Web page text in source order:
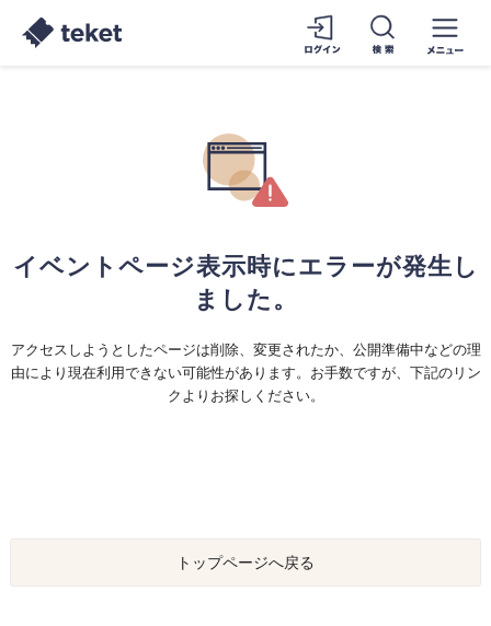
イベントページ表示時にエラーが発生し
ました。
アクセスしようとしたページは削除、変更されたか、公開準備中などの理
由により現在利用できない可能性があります。お手数ですが、下記のリン
クよりお探しください。
トップページへ戻る